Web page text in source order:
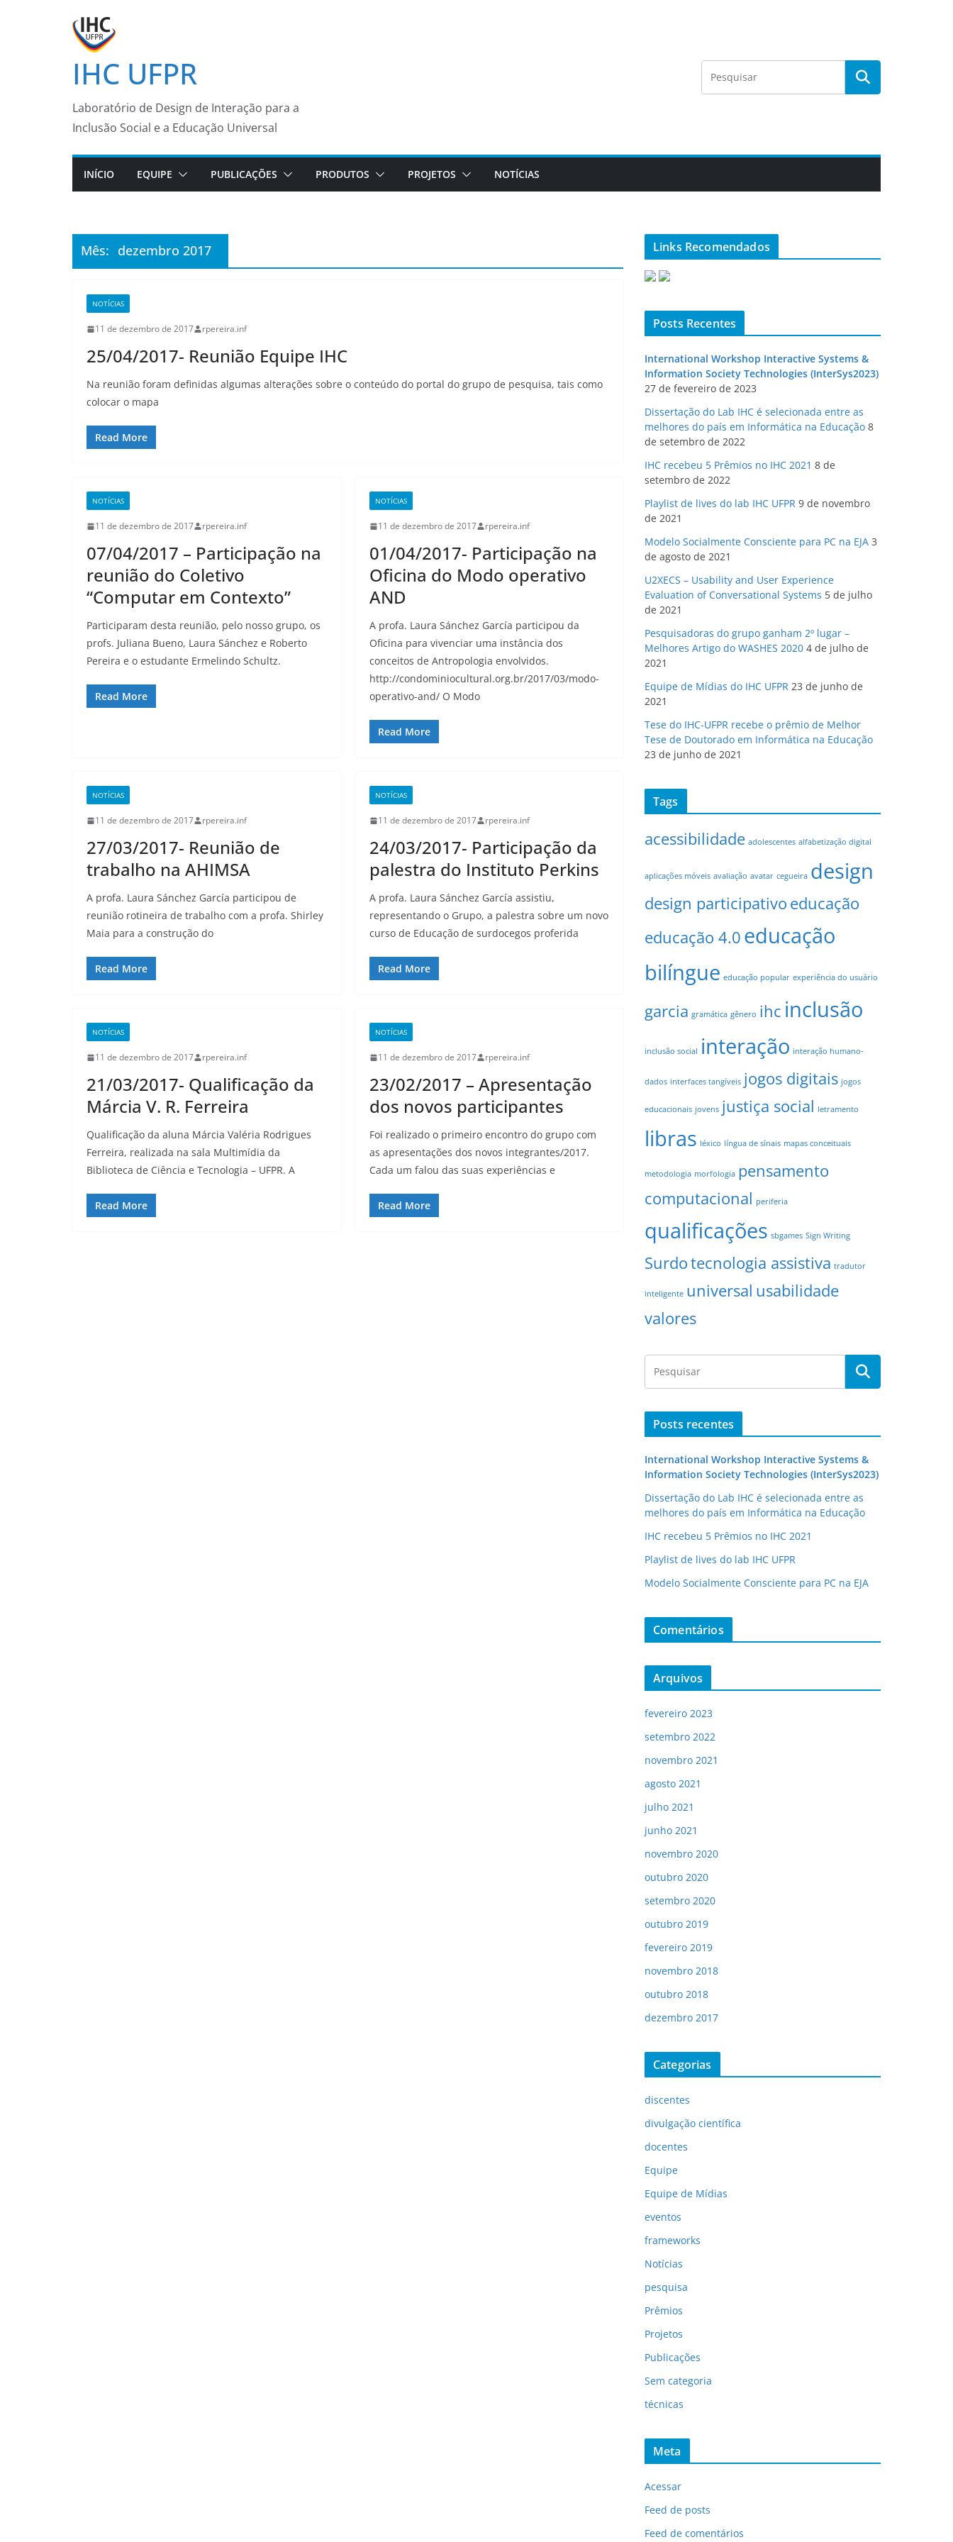
IHC UFPR
Laboratório de Design de Interação para a
Inclusão Social e a Educação Universal
INÍCIO EQUIPE PUBLICAÇÕES PRODUTOS PROJETOS NOTÍCIAS
Mês: dezembro 2017
NOTÍCIAS
11 de dezembro de 2017 rpereira.inf
25/04/2017- Reunião Equipe IHC
Na reunião foram definidas algumas alterações sobre o conteúdo do portal do grupo de pesquisa, tais como
colocar o mapa
Read More
NOTÍCIAS
11 de dezembro de 2017 rpereira.inf
07/04/2017 – Participação na
reunião do Coletivo
“Computar em Contexto”
Participaram desta reunião, pelo nosso grupo, os
profs. Juliana Bueno, Laura Sánchez e Roberto
Pereira e o estudante Ermelindo Schultz.
Read More
NOTÍCIAS
11 de dezembro de 2017 rpereira.inf
01/04/2017- Participação na
Oficina do Modo operativo
AND
A profa. Laura Sánchez García participou da
Oficina para vivenciar uma instância dos
conceitos de Antropologia envolvidos.
http://condominiocultural.org.br/2017/03/modo-
operativo-and/ O Modo
Read More
NOTÍCIAS
11 de dezembro de 2017 rpereira.inf
27/03/2017- Reunião de
trabalho na AHIMSA
A profa. Laura Sánchez García participou de
reunião rotineira de trabalho com a profa. Shirley
Maia para a construção do
Read More
NOTÍCIAS
11 de dezembro de 2017 rpereira.inf
24/03/2017- Participação da
palestra do Instituto Perkins
A profa. Laura Sánchez García assistiu,
representando o Grupo, a palestra sobre um novo
curso de Educação de surdocegos proferida
Read More
NOTÍCIAS
11 de dezembro de 2017 rpereira.inf
21/03/2017- Qualificação da
Márcia V. R. Ferreira
Qualificação da aluna Márcia Valéria Rodrigues
Ferreira, realizada na sala Multimídia da
Biblioteca de Ciência e Tecnologia – UFPR. A
Read More
NOTÍCIAS
11 de dezembro de 2017 rpereira.inf
23/02/2017 – Apresentação
dos novos participantes
Foi realizado o primeiro encontro do grupo com
as apresentações dos novos integrantes/2017.
Cada um falou das suas experiências e
Read More
Links Recomendados
Posts Recentes
International Workshop Interactive Systems &
Information Society Technologies (InterSys2023)
27 de fevereiro de 2023
Dissertação do Lab IHC é selecionada entre as
melhores do país em Informática na Educação 8
de setembro de 2022
IHC recebeu 5 Prêmios no IHC 2021 8 de
setembro de 2022
Playlist de lives do lab IHC UFPR 9 de novembro
de 2021
Modelo Socialmente Consciente para PC na EJA 3
de agosto de 2021
U2XECS – Usability and User Experience
Evaluation of Conversational Systems 5 de julho
de 2021
Pesquisadoras do grupo ganham 2º lugar –
Melhores Artigo do WASHES 2020 4 de julho de
2021
Equipe de Mídias do IHC UFPR 23 de junho de
2021
Tese do IHC-UFPR recebe o prêmio de Melhor
Tese de Doutorado em Informática na Educação
23 de junho de 2021
Tags
acessibilidade adolescentes alfabetização digital
aplicações móveis avaliação avatar cegueira design
design participativo educação
educação 4.0 educação
bilíngue educação popular experiência do usuário
garcia gramática gênero ihc inclusão
inclusão social interação interação humano-
dados interfaces tangíveis jogos digitais jogos
educacionais jovens justiça social letramento
libras léxico língua de sínais mapas conceituais
metodologia morfologia pensamento
computacional periferia
qualificações sbgames Sign Writing
Surdotecnologia assistiva tradutor
inteligente universal usabilidade
valores
Posts recentes
International Workshop Interactive Systems &
Information Society Technologies (InterSys2023)
Dissertação do Lab IHC é selecionada entre as
melhores do país em Informática na Educação
IHC recebeu 5 Prêmios no IHC 2021
Playlist de lives do lab IHC UFPR
Modelo Socialmente Consciente para PC na EJA
Comentários
Arquivos
fevereiro 2023
setembro 2022
novembro 2021
agosto 2021
julho 2021
junho 2021
novembro 2020
outubro 2020
setembro 2020
outubro 2019
fevereiro 2019
novembro 2018
outubro 2018
dezembro 2017
Categorias
discentes
divulgação científica
docentes
Equipe
Equipe de Mídias
eventos
frameworks
Notícias
pesquisa
Prêmios
Projetos
Publicações
Sem categoria
técnicas
Meta
Acessar
Feed de posts
Feed de comentários